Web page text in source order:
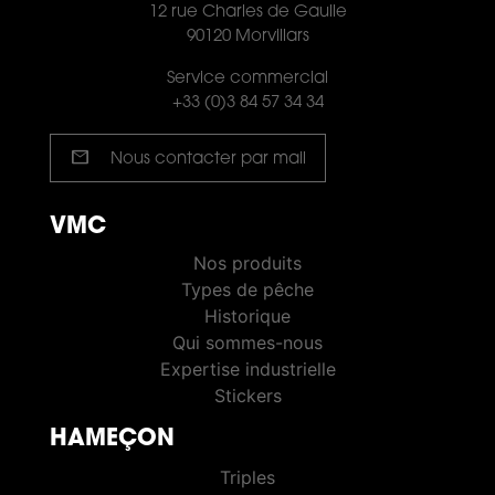
12 rue Charles de Gaulle
90120 Morvillars
Service commercial
+33 (0)3 84 57 34 34
mail Nous contacter par mail
VMC
Nos produits
Types de pêche
Historique
Qui sommes-nous
Expertise industrielle
Stickers
HAMEÇON
Triples